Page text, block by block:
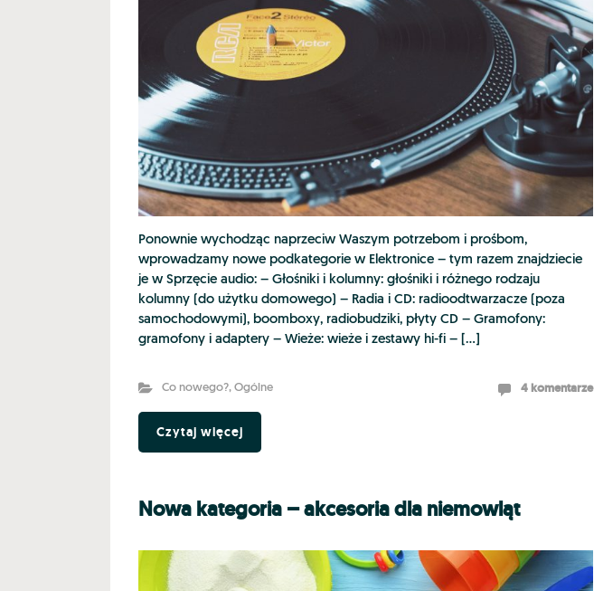
Ponownie wychodząc naprzeciw Waszym potrzebom i prośbom,
wprowadzamy nowe podkategorie w Elektronice – tym razem znajdziecie
je w Sprzęcie audio: – Głośniki i kolumny: głośniki i różnego rodzaju
kolumny (do użytku domowego) – Radia i CD: radioodtwarzacze (poza
samochodowymi), boomboxy, radiobudziki, płyty CD – Gramofony:
gramofony i adaptery – Wieże: wieże i zestawy hi-fi – […]
Co nowego?, Ogólne 4 komentarze
Czytaj więcej
Nowa kategoria – akcesoria dla niemowląt